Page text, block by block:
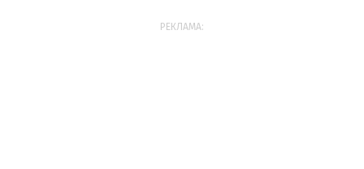
РЕКЛАМА: